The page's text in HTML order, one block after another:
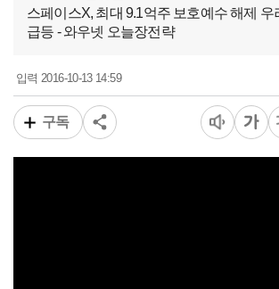
스페이스X, 최대 9.1억주 보호예수 해제 우
급등 - 와우넷 오늘장전략
입력2016-10-13 14:59
구독